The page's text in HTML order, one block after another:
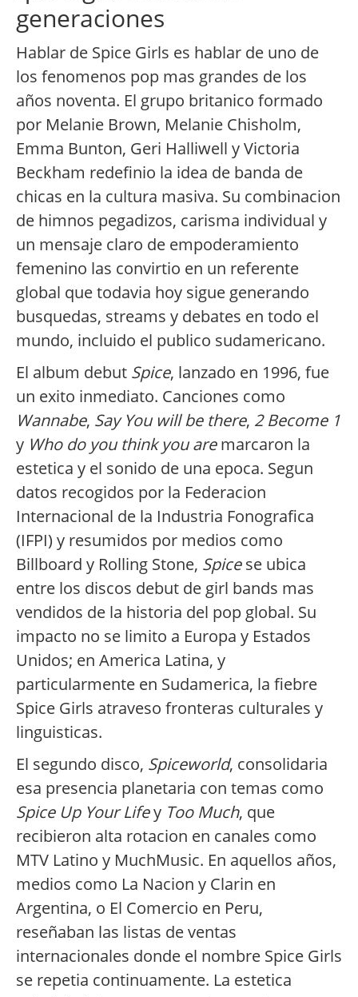
generaciones
Hablar de Spice Girls es hablar de uno de
los fenomenos pop mas grandes de los
años noventa. El grupo britanico formado
por Melanie Brown, Melanie Chisholm,
Emma Bunton, Geri Halliwell y Victoria
Beckham redefinio la idea de banda de
chicas en la cultura masiva. Su combinacion
de himnos pegadizos, carisma individual y
un mensaje claro de empoderamiento
femenino las convirtio en un referente
global que todavia hoy sigue generando
busquedas, streams y debates en todo el
mundo, incluido el publico sudamericano.
El album debut Spice, lanzado en 1996, fue
un exito inmediato. Canciones como
Wannabe, Say You will be there, 2 Become 1
y Who do you think you aremarcaron la
estetica y el sonido de una epoca. Segun
datos recogidos por la Federacion
Internacional de la Industria Fonografica
(IFPI) y resumidos por medios como
Billboard y Rolling Stone, Spicese ubica
entre los discos debut de girl bands mas
vendidos de la historia del pop global. Su
impacto no se limito a Europa y Estados
Unidos; en America Latina, y
particularmente en Sudamerica, la fiebre
Spice Girls atraveso fronteras culturales y
linguisticas.
El segundo disco, Spiceworld, consolidaria
esa presencia planetaria con temas como
Spice Up Your Lifey Too Much, que
recibieron alta rotacion en canales como
MTV Latino y MuchMusic. En aquellos años,
medios como La Nacion y Clarin en
Argentina, o El Comercio en Peru,
reseñaban las listas de ventas
internacionales donde el nombre Spice Girls
se repetia continuamente. La estetica